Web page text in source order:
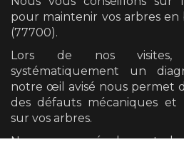
pour maintenir vos arbres en
(77700).
Lors de nos visites,
systématiquement un
notre œil avisé nous permet
des défauts mécaniques et
sur vos arbres.
Nous avons également